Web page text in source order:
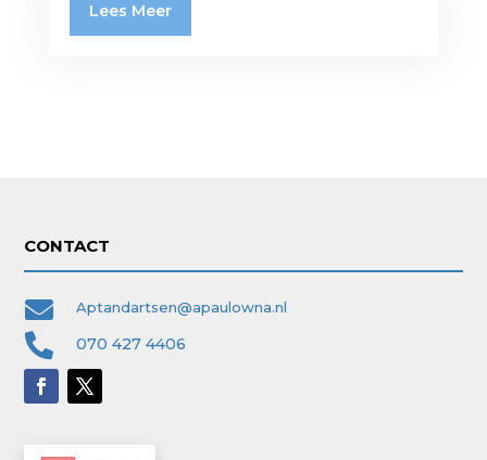
Lees Meer
CONTACT
 Aptandartsen@apaulowna.nl
 070 427 4406